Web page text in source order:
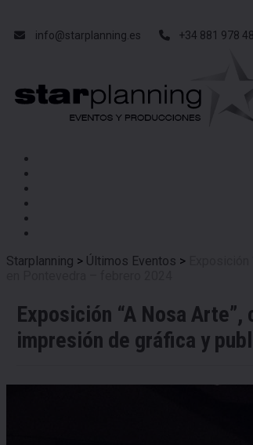
info@starplanning.es +34 881 978
Starplanning > Últimos Eventos >
Exposición “A Nosa
impresión de gráfica y